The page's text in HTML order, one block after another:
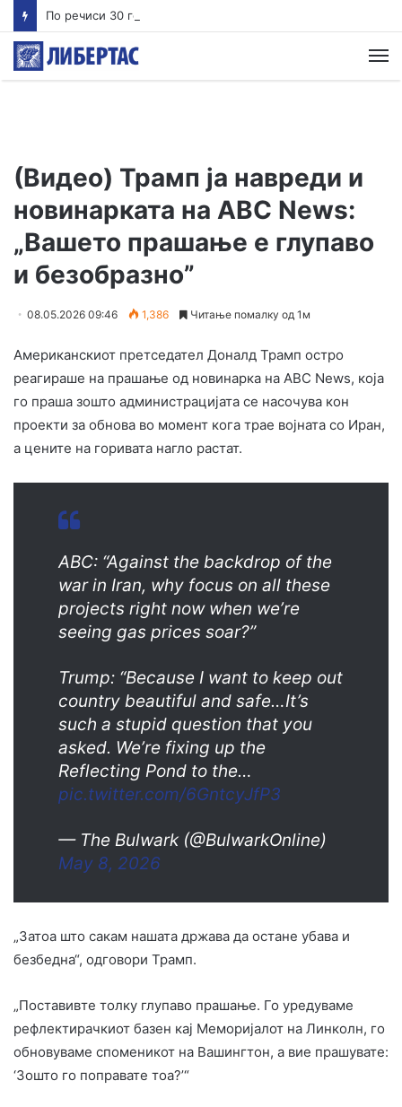
(Видео) Трамп ја навреди и
новинарката на ABC News:
„Вашето прашање е глупаво
и безобразно”
08.05.2026 09:46 1,386 Читање помалку од 1м
Американскиот претседател Доналд Трамп остро
реагираше на прашање од новинарка на ABC News, која
го праша зошто администрацијата се насочува кон
проекти за обнова во момент кога трае војната со Иран,
а цените на горивата нагло растат.
ABC: “Against the backdrop of the
war in Iran, why focus on all these
projects right now when we’re
seeing gas prices soar?”
Trump: “Because I want to keep out
country beautiful and safe…It’s
such a stupid question that you
asked. We’re fixing up the
Reflecting Pond to the…
pic.twitter.com/6GntcyJfP3
— The Bulwark (@BulwarkOnline)
May 8, 2026
„Затоа што сакам нашата држава да остане убава и
безбедна“, одговори Трамп.
„Поставивте толку глупаво прашање. Го уредуваме
рефлектирачкиот базен кај Меморијалот на Линколн, го
обновуваме споменикот на Вашингтон, а вие прашувате:
‘Зошто го поправате тоа?’“